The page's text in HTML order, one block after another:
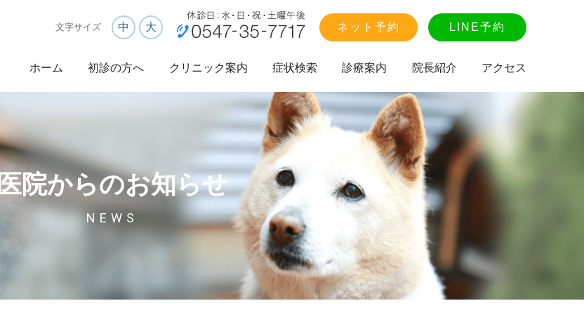
文字サイズ
中 大 ネット予約 LINE予約
ホーム 初診の方へ クリニック案内 症状検索 診療案内 院長紹介 アクセス
医院からのお知らせ
NEWS